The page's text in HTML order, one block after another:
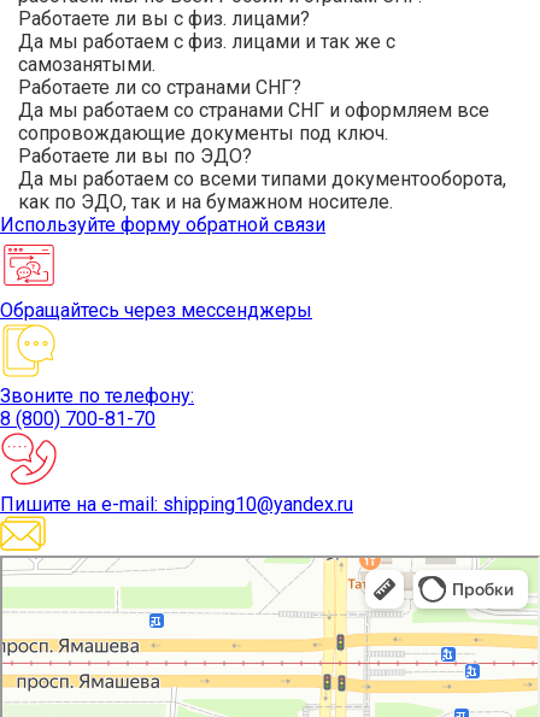
Работаете ли вы с физ. лицами?
Да мы работаем с физ. лицами и так же с
самозанятыми.
Работаете ли со странами СНГ?
Да мы работаем со странами СНГ и оформляем все
сопровождающие документы под ключ.
Работаете ли вы по ЭДО?
Да мы работаем со всеми типами документооборота,
как по ЭДО, так и на бумажном носителе.
Используйте форму обратной связи
Обращайтесь через мессенджеры
Звоните по телефону:
8 (800) 700-81-70
Пишите на e-mail: shipping10@yandex.ru